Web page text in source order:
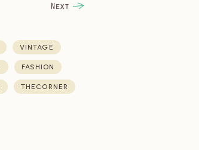
VINTAGE
FASHION
THECORNER